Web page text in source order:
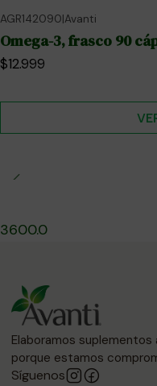
AGR142090|Avanti
Omega-3, frasco 90
$12.999
3600.0
Elaboramos
porque estamos
Síguenos